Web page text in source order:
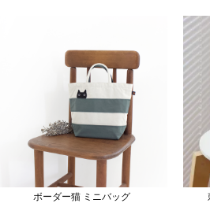
ボーダー猫 ミニバッグ